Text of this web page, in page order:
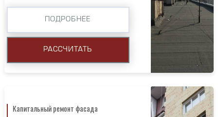
ПОДРОБНЕЕ
РАССЧИТАТЬ
Капитальный ремонт фасада